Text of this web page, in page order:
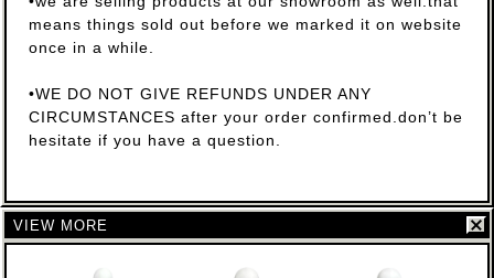
means things sold out before we marked it on website
once in a while.
•WE DO NOT GIVE REFUNDS UNDER ANY
CIRCUMSTANCES after your order confirmed.don’t be
hesitate if you have a question.
VIEW MORE